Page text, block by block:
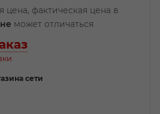
цена, фактическая цена в
может отличаться
сети